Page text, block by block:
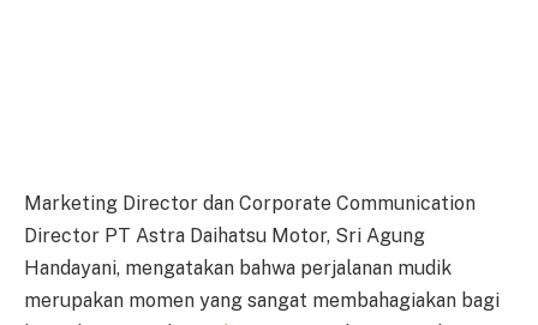
Marketing Director dan Corporate Communication
Director PT Astra Daihatsu Motor, Sri Agung
Handayani, mengatakan bahwa perjalanan mudik
merupakan momen yang sangat membahagiakan bagi